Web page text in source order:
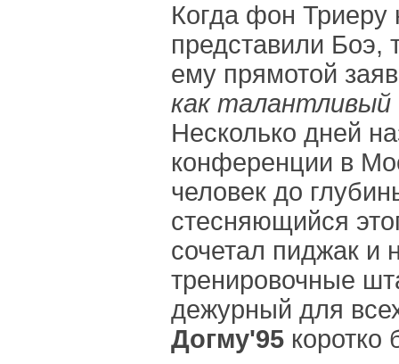
Когда фон Триеру
представили Боэ,
ему прямотой
как талантливый
Несколько дней
конференции в
человек до
стесняющийся
сочетал пиджак и
тренировочные
дежурный для
Догму'95 коротко